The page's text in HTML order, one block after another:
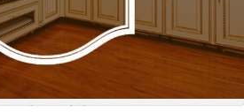
关于我们